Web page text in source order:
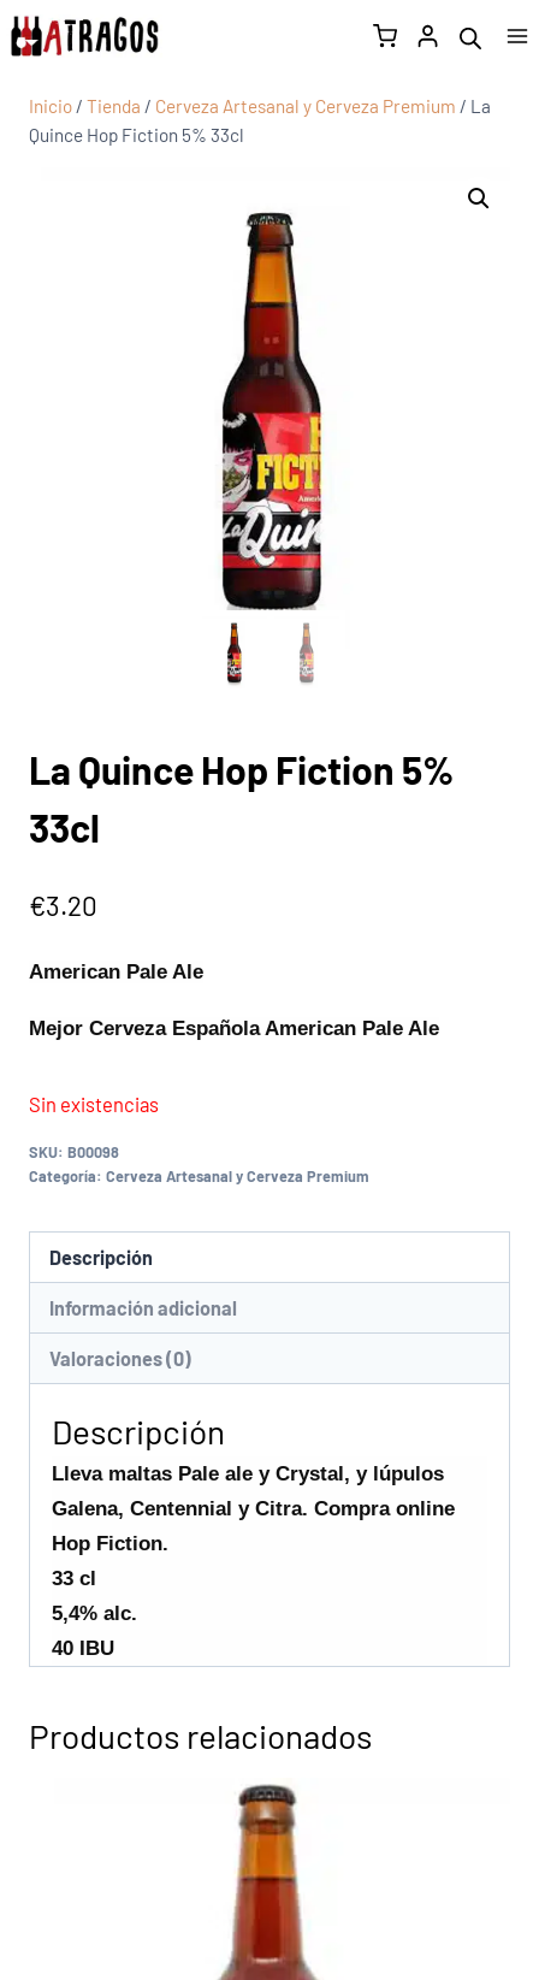
Inicio / Tienda / Cerveza Artesanal y Cerveza Premium / La
Quince Hop Fiction 5% 33cl
La Quince Hop Fiction 5%
33cl
€3.20
American Pale Ale
Mejor Cerveza Española American Pale Ale
Sin existencias
SKU: B00098
Categoría: Cerveza Artesanal y Cerveza Premium
Descripción
Información adicional
Valoraciones (0)
Descripción
Lleva maltas Pale ale y Crystal, y lúpulos
Galena, Centennial y Citra. Compra online
Hop Fiction.
33 cl
5,4% alc.
40 IBU
Productos relacionados